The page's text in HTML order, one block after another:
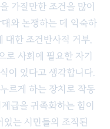
가질만한 조건을 많이
와 논쟁하는 데 익숙하
대한 조건반사적 거부,
로 사회에 필요한 자기
이 있다고 생각합니다.
르게 하는 장치로 작동
급을 귀족화하는 힘이
는 시민들의 조직된